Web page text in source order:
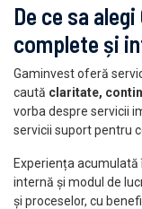
De ce sa
complete și
Gaminvest oferă
caută claritate,
vorba despre servicii
servicii suport pentru
Experiența acumulată
internă și modul de
și proceselor, cu